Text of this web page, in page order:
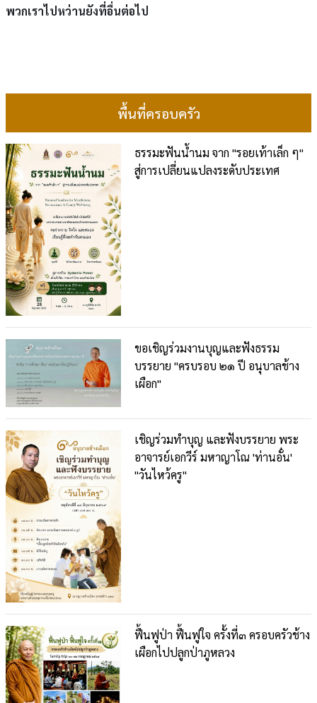
พวกเราไปหว่านยังที่อื่นต่อไป
พื้นที่ครอบครัว
ธรรมะฟันน้ำนม จาก "รอยเท้าเล็ก ๆ"
สู่การเปลี่ยนแปลงระดับประเทศ
ขอเชิญร่วมงานบุญและฟังธรรม
บรรยาย "ครบรอบ ๒๑ ปี อนุบาลช้าง
เผือก"
เชิญร่วมทำบุญ และฟังบรรยาย พระ
อาจารย์เอกวีร์ มหาญาโณ 'ท่านอั๋น'
"วันไหว้ครู"
ฟื้นฟูป่า ฟื้นฟูใจ ครั้งที่๓ ครอบครัวช้าง
เผือกไปปลูกป่าภูหลวง